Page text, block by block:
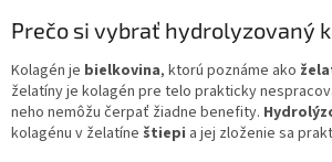
Prečo si vybrať hydrolyzovaný
Kolagén je bielkovina, ktorú poznáme ako
želatíny je kolagén pre telo prakticky
neho nemôžu čerpať žiadne benefity.
kolagénu v želatíne štiepi a jej zloženie sa